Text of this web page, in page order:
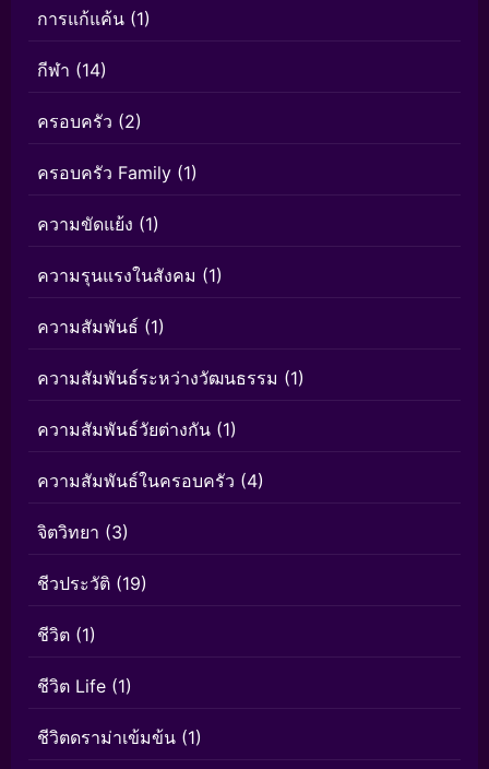
การแก้แค้น (1)
กีฬา (14)
ครอบครัว (2)
ครอบครัว Family (1)
ความขัดแย้ง (1)
ความรุนแรงในสังคม (1)
ความสัมพันธ์ (1)
ความสัมพันธ์ระหว่างวัฒนธรรม (1)
ความสัมพันธ์วัยต่างกัน (1)
ความสัมพันธ์ในครอบครัว (4)
จิตวิทยา (3)
ชีวประวัติ (19)
ชีวิต (1)
ชีวิต Life (1)
ชีวิตดราม่าเข้มข้น (1)